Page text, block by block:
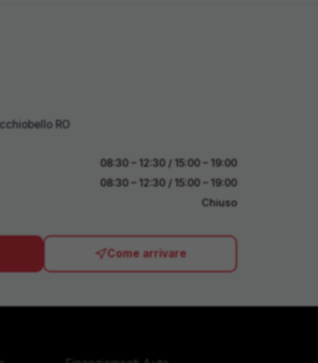
RO
08:30 – 12:30 / 15:00 – 19:00
08:30 – 12:30 / 15:00 – 19:00
Chiuso
Come arrivare